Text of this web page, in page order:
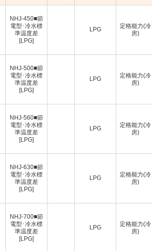
NHJ-450■節
電型･冷水標
準温度差
[LPG]
LPG
定格能力(冷
房)
NHJ-500■節
電型･冷水標
準温度差
[LPG]
LPG
定格能力(冷
房)
NHJ-560■節
電型･冷水標
準温度差
[LPG]
LPG
定格能力(冷
房)
NHJ-630■節
電型･冷水標
準温度差
[LPG]
LPG
定格能力(冷
房)
NHJ-700■節
電型･冷水標
準温度差
[LPG]
LPG
定格能力(冷
房)